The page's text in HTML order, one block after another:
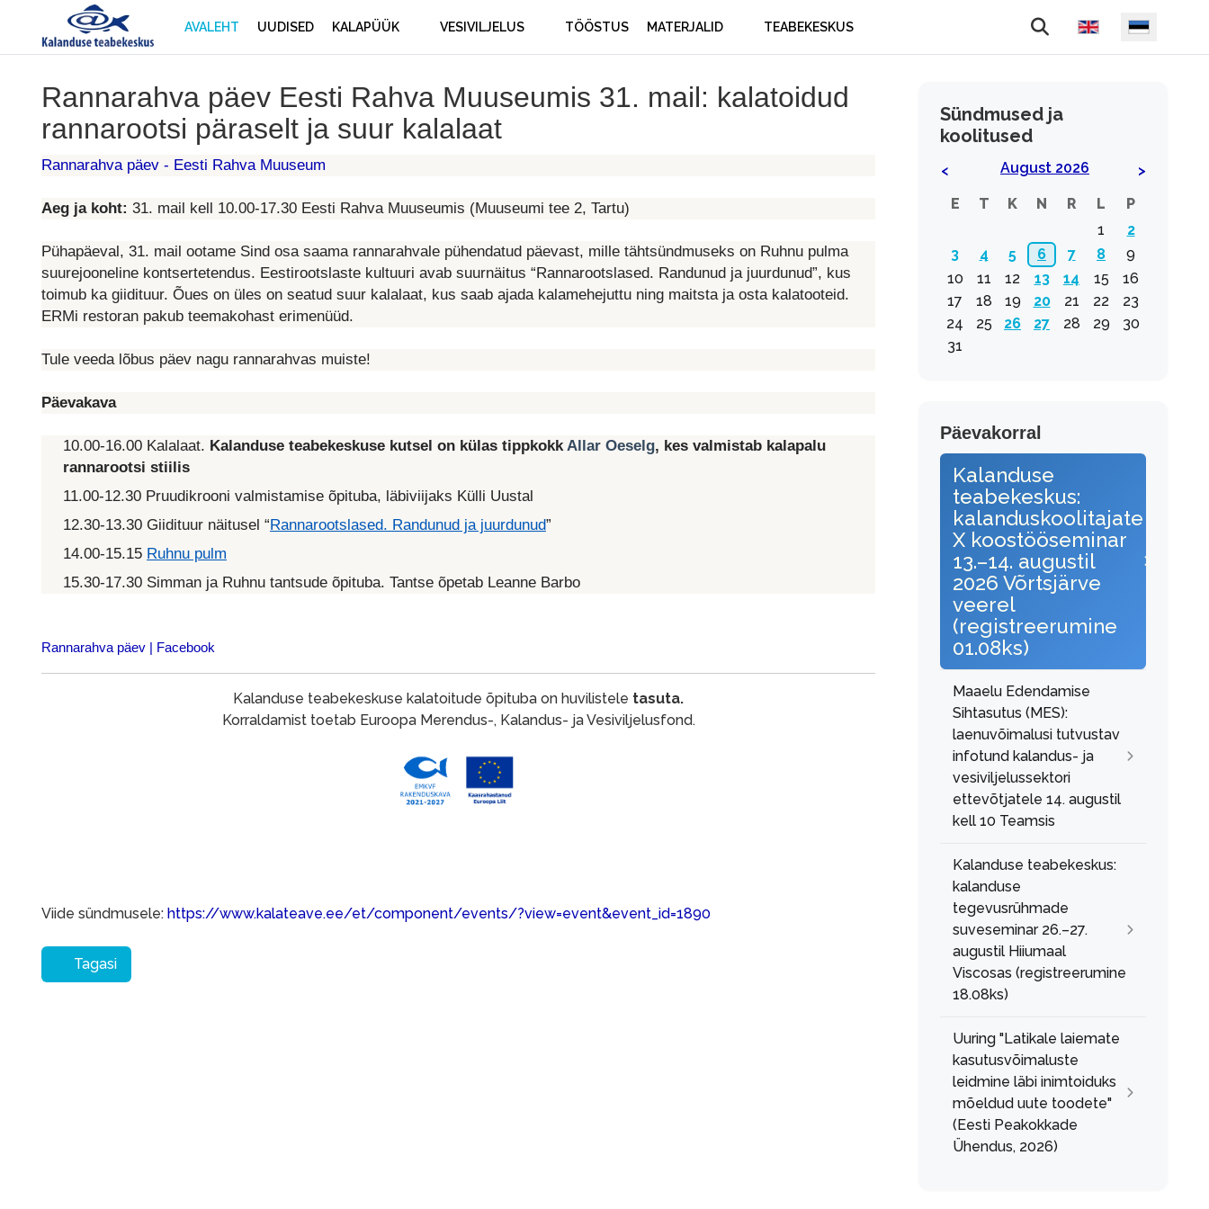
AVALEHT UUDISED KALAPÜÜK VESIVILJELUS TÖÖSTUS MATERJALID TEABEKESKUS Vali keel
Rannarahva päev Eesti Rahva Muuseumis 31. mail: kalatoidud
rannarootsi päraselt ja suur kalalaat
Rannarahva päev - Eesti Rahva Muuseum
Aeg ja koht: 31. mail kell 10.00-17.30 Eesti Rahva Muuseumis (Muuseumi tee 2, Tartu)
Pühapäeval, 31. mail ootame Sind osa saama rannarahvale pühendatud päevast, mille tähtsündmuseks on Ruhnu pulma
suurejooneline kontsertetendus. Eestirootslaste kultuuri avab suurnäitus “Rannarootslased. Randunud ja juurdunud”, kus
toimub ka giidituur. Õues on üles on seatud suur kalalaat, kus saab ajada kalamehejuttu ning maitsta ja osta kalatooteid.
ERMi restoran pakub teemakohast erimenüüd.
Tule veeda lõbus päev nagu rannarahvas muiste!
Päevakava
10.00-16.00 Kalalaat. Kalanduse teabekeskuse kutsel on külas tippkokkAllar Oeselg, kes valmistab kalapalu
rannarootsi stiilis
11.00-12.30 Pruudikrooni valmistamise õpituba, läbiviijaks Külli Uustal
12.30-13.30 Giidituur näitusel “ Rannarootslased. Randunud ja juurdunud”
14.00-15.15 Ruhnu pulm
15.30-17.30 Simman ja Ruhnu tantsude õpituba. Tantse õpetab Leanne Barbo
Rannarahva päev | Facebook
Kalanduse teabekeskuse kalatoitude õpituba on huvilistele tasuta.
Korraldamist toetab Euroopa Merendus-, Kalandus- ja Vesiviljelusfond.
Viide sündmusele: https://www.kalateave.ee/et/component/events/?view=event&event_id=1890
Tagasi
Sündmused ja
koolitused
< August 2026
>
E
T K N R L
P
1
2
3
4 5 6 7 8
9
10
11 12 13 14 15
16
17
18 19 20 21 22
23
24
25 26 27 28 29
30
31
Päevakorral
Kalanduse
teabekeskus:
kalanduskoolitajate
X koostööseminar
13.–14. augustil
2026 Võrtsjärve
veerel
(registreerumine
01.08ks)
Maaelu Edendamise
Sihtasutus (MES):
laenuvõimalusi tutvustav
infotund kalandus- ja
vesiviljelussektori
ettevõtjatele 14. augustil
kell 10 Teamsis
Kalanduse teabekeskus:
kalanduse
tegevusrühmade
suveseminar 26.–27.
augustil Hiiumaal
Viscosas (registreerumine
18.08ks)
Uuring "Latikale laiemate
kasutusvõimaluste
leidmine läbi inimtoiduks
mõeldud uute toodete"
(Eesti Peakokkade
Ühendus, 2026)